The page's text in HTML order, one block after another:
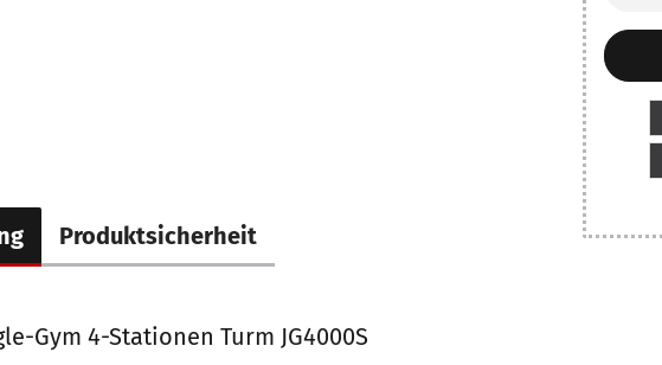
Produktsicherheit
Gym 4-Stationen Turm JG4000S